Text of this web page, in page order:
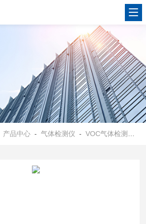
产品中心 -气体检测仪 -VOC气体检测仪